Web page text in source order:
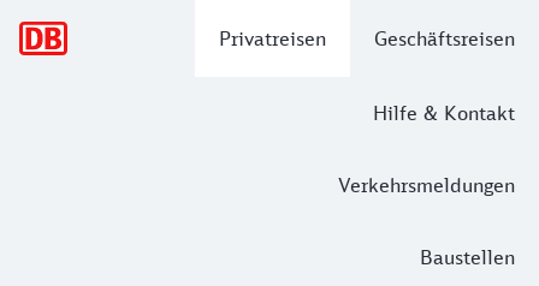
Privatreisen Geschäftsreisen
Hilfe & Kontakt
Verkehrsmeldungen
Baustellen